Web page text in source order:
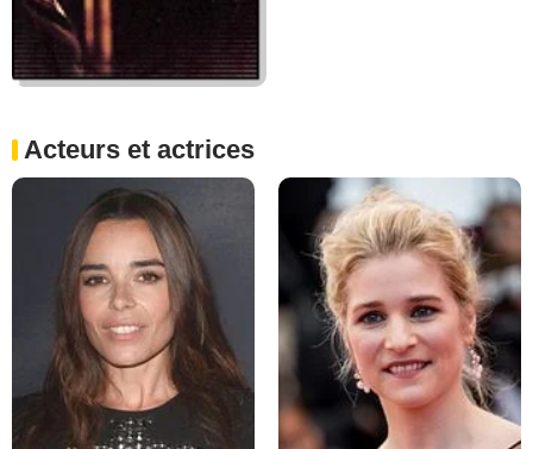
Acteurs et actrices